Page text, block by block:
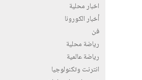
اخبار محلية
أخبار الكورونا
فن
رياضة محلية
رياضة عالمية
انترنت وتكنولوجيا